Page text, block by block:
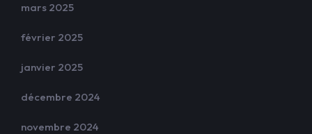
mars 2025
février 2025
janvier 2025
décembre 2024
novembre 2024